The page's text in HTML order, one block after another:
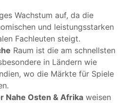
Wachstum auf, da die
und leistungsstarken
Fachleuten steigt.
Raum ist die am schnellsten
in Ländern wie
wo die Märkte für Spiele
Nahe Osten & Afrika weisen